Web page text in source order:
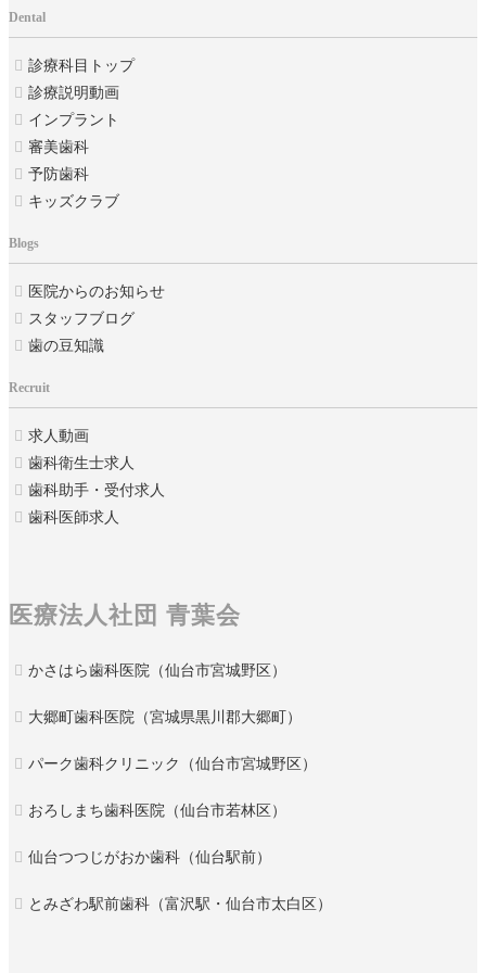
Dental
診療科目トップ
診療説明動画
インプラント
審美歯科
予防歯科
キッズクラブ
Blogs
医院からのお知らせ
スタッフブログ
歯の豆知識
Recruit
求人動画
歯科衛生士求人
歯科助手・受付求人
歯科医師求人
医療法人社団 青葉会
かさはら歯科医院（仙台市宮城野区）
大郷町歯科医院（宮城県黒川郡大郷町）
パーク歯科クリニック（仙台市宮城野区）
おろしまち歯科医院（仙台市若林区）
仙台つつじがおか歯科（仙台駅前）
とみざわ駅前歯科（富沢駅・仙台市太白区）